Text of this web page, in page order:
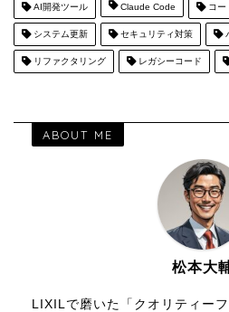
AI開発ツール Claude Code コー
システム更新 セキュリティ対策
リファクタリング レガシーコード
ABOUT ME
松本大
LIXILで磨いた「クオリティー